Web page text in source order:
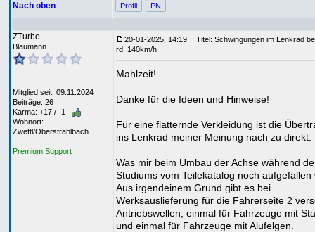
Nach oben Profil PN
ZTurbo
Blaumann
Mitglied seit: 09.11.2024
Beiträge: 26
Karma: +17 / -1
Wohnort:
Zwettl/Oberstrahlbach
Premium Support
20-01-2025, 14:19
Titel: Schwingungen im Lenkrad
rd. 140km/h
Mahlzeit!
Danke für die Ideen und Hinweise!
Für eine flatternde Verkleidung ist die
ins Lenkrad meiner Meinung nach zu direkt.
Was mir beim Umbau der Achse während
Studiums vom Teilekatalog noch aufgefallen
Aus irgendeinem Grund gibt es bei
Werksauslieferung für die Fahrerseite 2
Antriebswellen, einmal für Fahrzeuge mit
und einmal für Fahrzeuge mit Alufelgen.